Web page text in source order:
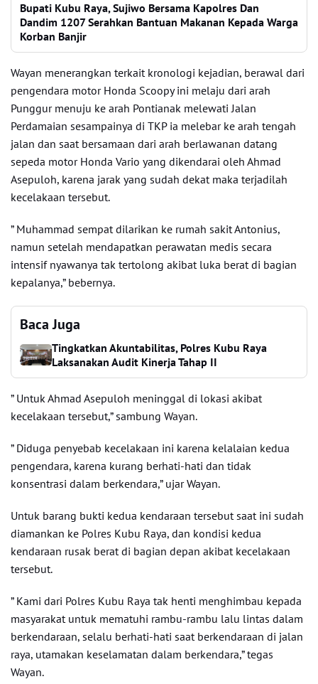
Bupati Kubu Raya, Sujiwo Bersama Kapolres Dan
Dandim 1207 Serahkan Bantuan Makanan Kepada Warga
Korban Banjir
Wayan menerangkan terkait kronologi kejadian, berawal dari
pengendara motor Honda Scoopy ini melaju dari arah
Punggur menuju ke arah Pontianak melewati Jalan
Perdamaian sesampainya di TKP ia melebar ke arah tengah
jalan dan saat bersamaan dari arah berlawanan datang
sepeda motor Honda Vario yang dikendarai oleh Ahmad
Asepuloh, karena jarak yang sudah dekat maka terjadilah
kecelakaan tersebut.
” Muhammad sempat dilarikan ke rumah sakit Antonius,
namun setelah mendapatkan perawatan medis secara
intensif nyawanya tak tertolong akibat luka berat di bagian
kepalanya,” bebernya.
Baca Juga
Tingkatkan Akuntabilitas, Polres Kubu Raya
Laksanakan Audit Kinerja Tahap II
” Untuk Ahmad Asepuloh meninggal di lokasi akibat
kecelakaan tersebut,” sambung Wayan.
” Diduga penyebab kecelakaan ini karena kelalaian kedua
pengendara, karena kurang berhati-hati dan tidak
konsentrasi dalam berkendara,” ujar Wayan.
Untuk barang bukti kedua kendaraan tersebut saat ini sudah
diamankan ke Polres Kubu Raya, dan kondisi kedua
kendaraan rusak berat di bagian depan akibat kecelakaan
tersebut.
” Kami dari Polres Kubu Raya tak henti menghimbau kepada
masyarakat untuk mematuhi rambu-rambu lalu lintas dalam
berkendaraan, selalu berhati-hati saat berkendaraan di jalan
raya, utamakan keselamatan dalam berkendara,” tegas
Wayan.